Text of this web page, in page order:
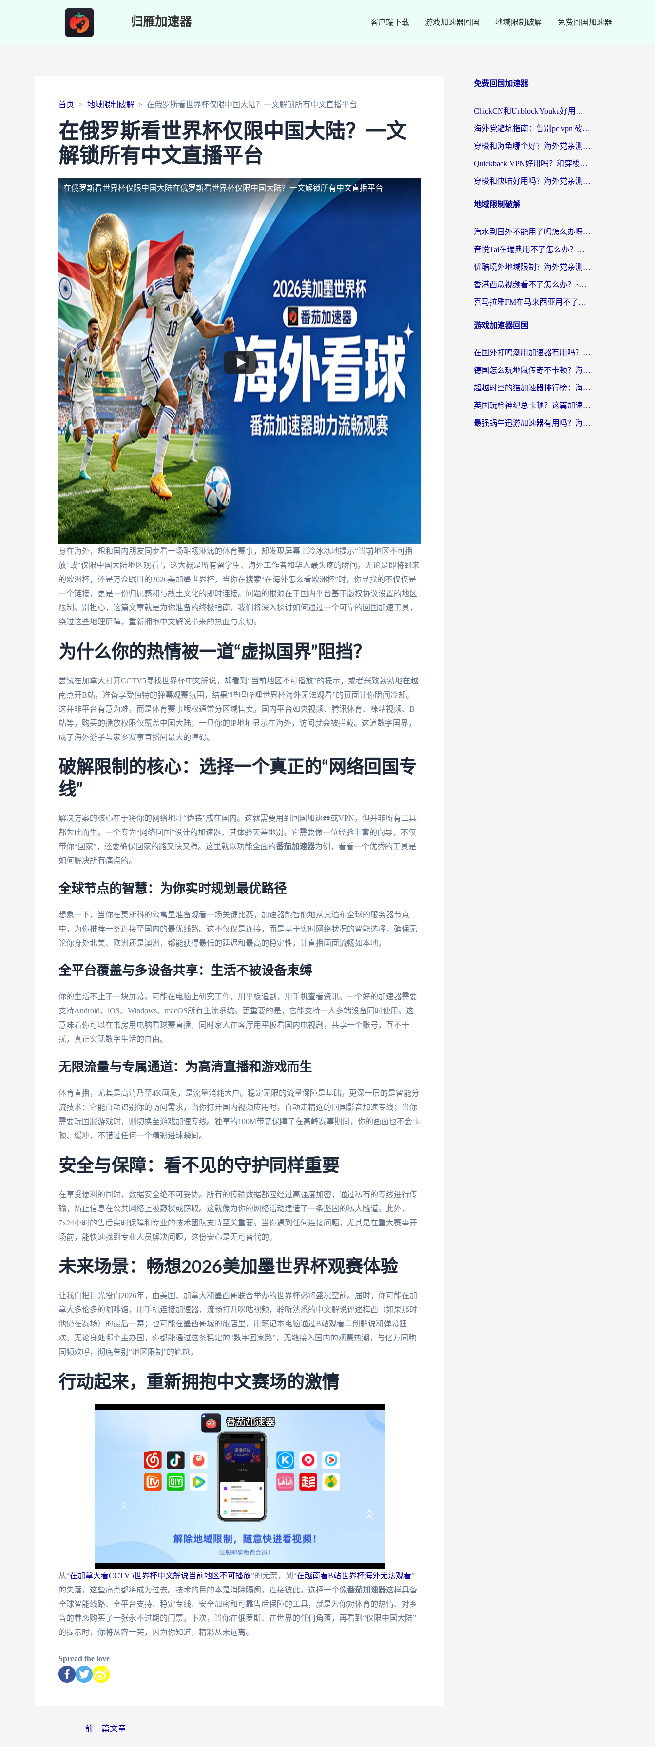
归雁加速器 客户端下载 游戏加速器回国 地域限制破解 免费回国加速器
首页 地域限制破解 在俄罗斯看世界杯仅限中国大陆？一文解锁所有中文直播平台
在俄罗斯看世界杯仅限中国大陆？一文
解锁所有中文直播平台
在俄罗斯看世界杯仅限中国大陆在俄罗斯看世界杯仅限中国大陆？一文解锁所有中文直播平台
身在海外，想和国内朋友同步看一场酣畅淋漓的体育赛事，却发现屏幕上冷冰冰地提示“当前地区不可播
放”或“仅限中国大陆地区观看”，这大概是所有留学生、海外工作者和华人最头疼的瞬间。无论是即将到来
的欧洲杯，还是万众瞩目的2026美加墨世界杯，当你在搜索“在海外怎么看欧洲杯”时，你寻找的不仅仅是
一个链接，更是一份归属感和与故土文化的即时连接。问题的根源在于国内平台基于版权协议设置的地区
限制。别担心，这篇文章就是为你准备的终极指南，我们将深入探讨如何通过一个可靠的回国加速工具，
绕过这些地理屏障，重新拥抱中文解说带来的热血与亲切。
为什么你的热情被一道“虚拟国界”阻挡？
尝试在加拿大打开CCTV5寻找世界杯中文解说，却看到“当前地区不可播放”的提示；或者兴致勃勃地在越
南点开B站，准备享受独特的弹幕观赛氛围，结果“哔哩哔哩世界杯海外无法观看”的页面让你瞬间冷却。
这并非平台有意为难，而是体育赛事版权通常分区域售卖。国内平台如央视频、腾讯体育、咪咕视频、B
站等，购买的播放权限仅覆盖中国大陆。一旦你的IP地址显示在海外，访问就会被拦截。这道数字国界，
成了海外游子与家乡赛事直播间最大的障碍。
破解限制的核心：选择一个真正的“网络回国专
线”
解决方案的核心在于将你的网络地址“伪装”成在国内。这就需要用到回国加速器或VPN。但并非所有工具
都为此而生。一个专为“网络回国”设计的加速器，其体验天差地别。它需要像一位经验丰富的向导，不仅
带你“回家”，还要确保回家的路又快又稳。这里就以功能全面的番茄加速器为例，看看一个优秀的工具是
如何解决所有痛点的。
全球节点的智慧：为你实时规划最优路径
想象一下，当你在莫斯科的公寓里准备观看一场关键比赛，加速器能智能地从其遍布全球的服务器节点
中，为你推荐一条连接至国内的最优线路。这不仅仅是连接，而是基于实时网络状况的智能选择，确保无
论你身处北美、欧洲还是澳洲，都能获得最低的延迟和最高的稳定性，让直播画面流畅如本地。
全平台覆盖与多设备共享：生活不被设备束缚
你的生活不止于一块屏幕。可能在电脑上研究工作，用平板追剧，用手机查看资讯。一个好的加速器需要
支持Android、iOS、Windows、macOS所有主流系统。更重要的是，它能支持一人多端设备同时使用。这
意味着你可以在书房用电脑看球赛直播，同时家人在客厅用平板看国内电视剧，共享一个账号，互不干
扰，真正实现数字生活的自由。
无限流量与专属通道：为高清直播和游戏而生
体育直播，尤其是高清乃至4K画质，是流量消耗大户。稳定无限的流量保障是基础。更深一层的是智能分
流技术：它能自动识别你的访问需求，当你打开国内视频应用时，自动走精选的回国影音加速专线；当你
需要玩国服游戏时，则切换至游戏加速专线。独享的100M带宽保障了在高峰赛事期间，你的画面也不会卡
顿、缓冲，不错过任何一个精彩进球瞬间。
安全与保障：看不见的守护同样重要
在享受便利的同时，数据安全绝不可妥协。所有的传输数据都应经过高强度加密，通过私有的专线进行传
输，防止信息在公共网络上被窥探或窃取。这就像为你的网络活动建造了一条坚固的私人隧道。此外，
7x24小时的售后实时保障和专业的技术团队支持至关重要。当你遇到任何连接问题，尤其是在重大赛事开
场前，能快速找到专业人员解决问题，这份安心是无可替代的。
未来场景：畅想2026美加墨世界杯观赛体验
让我们把目光投向2026年，由美国、加拿大和墨西哥联合举办的世界杯必将盛况空前。届时，你可能在加
拿大多伦多的咖啡馆，用手机连接加速器，流畅打开咪咕视频，聆听熟悉的中文解说评述梅西（如果那时
他仍在赛场）的最后一舞；也可能在墨西哥城的旅店里，用笔记本电脑通过B站观看二创解说和弹幕狂
欢。无论身处哪个主办国，你都能通过这条稳定的“数字回家路”，无缝接入国内的观赛热潮，与亿万同胞
同频欢呼，彻底告别“地区限制”的尴尬。
行动起来，重新拥抱中文赛场的激情
从“在加拿大看CCTV5世界杯中文解说当前地区不可播放”的无奈，到“在越南看B站世界杯海外无法观看”
的失落，这些痛点都将成为过去。技术的目的本是消除隔阂，连接彼此。选择一个像番茄加速器这样具备
全球智能线路、全平台支持、稳定专线、安全加密和可靠售后保障的工具，就是为你对体育的热情、对乡
音的眷恋购买了一张永不过期的门票。下次，当你在俄罗斯、在世界的任何角落，再看到“仅限中国大陆”
的提示时，你将从容一笑，因为你知道，精彩从未远离。
Spread the love
← 前一篇文章
免费回国加速器
ChickCN和Unblock Youku好用吗？海外党亲测3款回国加速器，附iOS免费选择指南
海外党避坑指南：告别pc vpn 破解，选对回国加速器轻松访问国内资源
穿梭和海龟哪个好？海外党亲测回国加速器，附电脑免费VPN推荐
Quickback VPN好用吗？和穿梭VPN对比哪个回国效果更好？海外党必看的真实测评与选择指南
穿梭和快喵好用吗？海外党亲测3款回国加速器，附日本回国VPN避坑指南
地域限制破解
汽水到国外不能用了吗怎么办呀？海外党追剧看片的救星在这里！
音悦Tai在瑞典用不了怎么办？海外华人追剧听歌的实用指南
优酷境外地域限制？海外党亲测：这样看国内剧再也不卡（附3个实用场景解决）
香港西瓜视频看不了怎么办？3步解决海外追剧难题，附靠谱加速器推荐
喜马拉雅FM在马来西亚用不了怎么办？海外华人亲测有效的回国加速指南
游戏加速器回国
在国外打鸣潮用加速器有用吗？安全吗？海外玩家国服游戏加速全指南
德国怎么玩地鼠传奇不卡顿？海外党国服游戏加速全攻略（含战双EVE实用指南）
超越时空的猫加速器排行榜：海外党国服游戏不卡顿的终极选择指南
英国玩枪神纪总卡顿？这篇加速器选择指南帮你告别延迟（附实测推荐）
最强蜗牛迅游加速器有用吗？海外玩家国服游戏加速避坑指南（附德国玩忍者必须死3流星蝴蝶剑解决办法）